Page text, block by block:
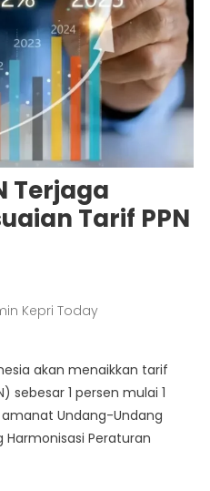
Terjaga
Tarif PPN
Kepri Today
akan menaikkan tarif
sebesar 1 persen mulai 1
Undang-Undang
Harmonisasi Peraturan